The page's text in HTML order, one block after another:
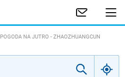
POGODA NA JUTRO - ZHAOZHUANGCUN